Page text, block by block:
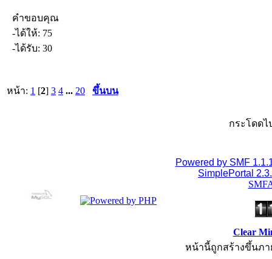
คำขอบคุณ
-ได้ให้: 75
-ได้รับ: 30
หน้า: 1 [2] 3 4 ... 20 ขึ้นบน
กระโดดไ
Powered by SMF
SimplePortal
Clear
หน้านี้ถูกสร้างขึ้นภา